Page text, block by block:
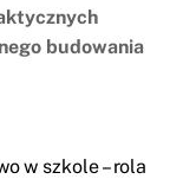
budowania
w szkole – rola